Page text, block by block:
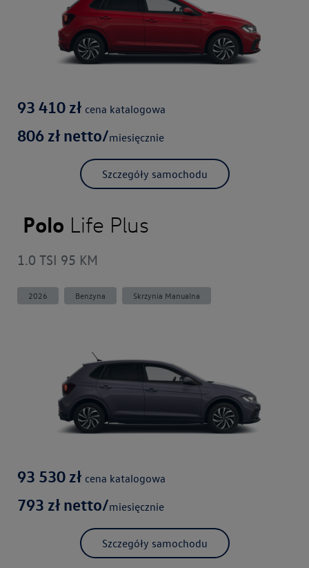
93 410 zł cena katalogowa
806 zł netto/miesięcznie
Szczegóły samochodu
Polo Life Plus
1.0 TSI 95 KM
2026 Benzyna Skrzynia Manualna
93 530 zł cena katalogowa
793 zł netto/miesięcznie
Szczegóły samochodu